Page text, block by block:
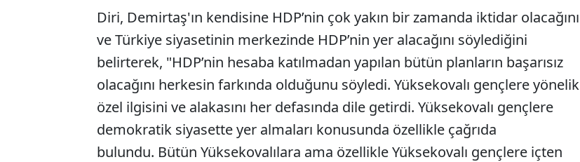
Diri, Demirtaş'ın kendisine HDP’nin çok yakın bir zamanda iktidar olacağını
ve Türkiye siyasetinin merkezinde HDP’nin yer alacağını söylediğini
belirterek, "HDP’nin hesaba katılmadan yapılan bütün planların başarısız
olacağını herkesin farkında olduğunu söyledi. Yüksekovalı gençlere yönelik
özel ilgisini ve alakasını her defasında dile getirdi. Yüksekovalı gençlere
demokratik siyasette yer almaları konusunda özellikle çağrıda
bulundu. Bütün Yüksekovalılara ama özellikle Yüksekovalı gençlere içten